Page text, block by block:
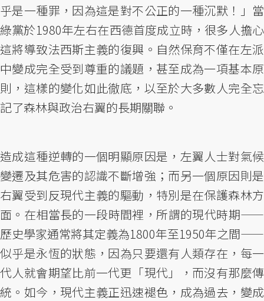
乎是一種罪，因為這是對不公正的一種沉默！」當
綠黨於1980年左右在西德首度成立時，很多人擔心
這將導致法西斯主義的復興。自然保育不僅在左派
中變成完全受到尊重的議題，甚至成為一項基本原
則，這樣的變化如此徹底，以至於大多數人完全忘
記了森林與政治右翼的長期關聯。
造成這種逆轉的一個明顯原因是，左翼人士對氣候
變遷及其危害的認識不斷增強；而另一個原因則是
右翼受到反現代主義的驅動，特別是在保護森林方
面。在相當長的一段時間裡，所謂的現代時期——
歷史學家通常將其定義為1800年至1950年之間——
似乎是永恆的狀態，因為只要還有人類存在，每一
代人就會期望比前一代更「現代」，而沒有那麼傳
統。如今，現代主義正迅速褪色，成為過去，變成